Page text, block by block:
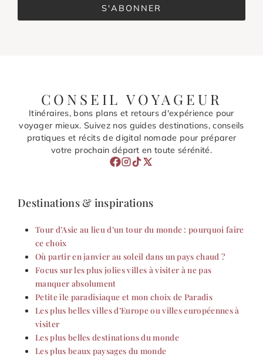
S'ABONNER
CONSEIL VOYAGEUR
Itinéraires, bons plans et retours d'expérience pour
voyager mieux. Suivez nos guides destinations, conseils
pratiques et récits de digital nomade pour préparer
votre prochain départ en toute sérénité.
Destinations & inspirations
Tour d’Asie au lieu d’un tour du monde : pourquoi faire
ce choix
Où partir en janvier au soleil dans un pays chaud ?
Focus sur les plus jolies villes à visiter à ne pas
manquer absolument
Petite île paradisiaque et mon choix de Paradis
Les plus belles villes d’Europe ou villes européennes à
visiter
Les plus belles destinations du monde
Les plus beaux paysages du monde